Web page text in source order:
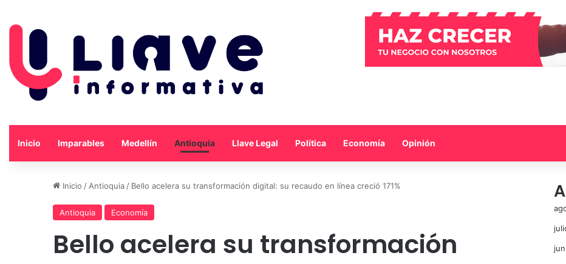
Inicio Imparables Medellín Antioquia Llave Legal Política Economía Opinión
Inicio / Antioquia / Bello acelera su transformación digital: su recaudo en línea creció 171%
Antioquia Economía
Bello acelera su transformación